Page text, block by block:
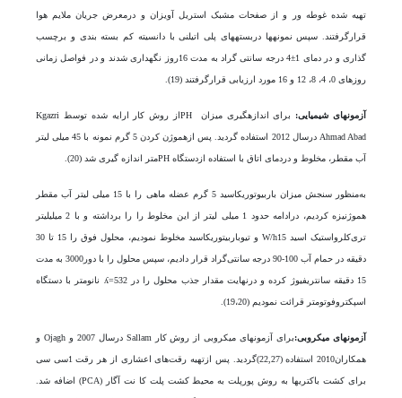
تهیه شده غوطه ور و از صفحات مشبک استریل آویزان و درمعرض جریان ملایم هوا
قرارگرفتند. سپس نمونه‎ها دربسته­های پلی اتیلنی با دانسیته کم بسته بندی و برچسب
گذاری و در دمای 1±4 درجه سانتی گراد به مدت 16روز نگهداری شدند و در فواصل زمانی
روزهای 0، 4، 8، 12 و 16 مورد ارزیابی قرار­گرفتند (19).
آزمون­های شیمیایی:
برای اندازه­گیری میزان PHاز روش کار ارایه شده توسط Kgazri
Ahmad Abad درسال 2012 استفاده گردید. پس ازهموژن کردن 5 گرم نمونه با 45 میلی لیتر
آب مقطر، مخلوط و دردمای اتاق با استفاده ازدستگاه PHمتر اندازه گیری شد (20).
به‌منظور سنجش میزان باربیوتوریک­اسید 5 گرم عضله ماهی را با 15 میلی لیتر آب مقطر
هموژنیزه کردیم، درادامه حدود 1 میلی لیتر از این مخلوط را را برداشته و با 2 میلی­لیتر
تری‌کلرو‌استیک ‌اسید W/h15 و تیوباربیتوریک­اسید مخلوط نمودیم، محلول فوق را 15 تا 30
دقیقه در حمام آب 100-90 درجه سانتی‌گراد قرار دادیم، سپس محلول را با دور3000 به مدت
15 دقیقه سانتریفیوژ کرده و درنهایت مقدار جذب محلول را در 532=ʎ نانومتر با دستگاه
اسپکتروفوتومتر قرائت نمودیم (19،20).
آزمون­های میکروبی:
برای آزمون­های میکروبی از روش کار Sallam درسال 2007 و Ojagh و
همکاران2010 استفاده (22,27)گردید. پس ازتهیه رقت‌های اعشاری از هر رقت 1سی سی
برای کشت باکتری­ها به روش پورپلت به محیط کشت پلت کا نت آگار (PCA) اضافه شد.